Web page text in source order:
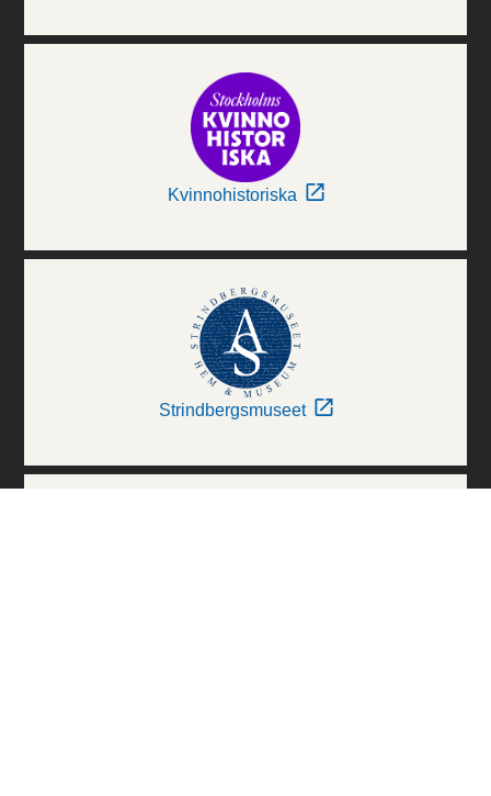
Kvinnohistoriska
Strindbergsmuseet